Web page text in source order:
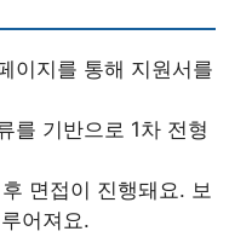
이지를 통해 지원서를
를 기반으로 1차 전형
면접이 진행돼요. 보
어져요.